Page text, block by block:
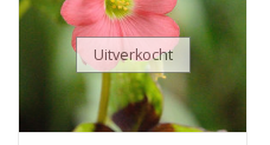
Uitverkocht